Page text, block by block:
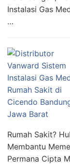
Instalasi Gas
…
Rumah Sakit?
Membantu
Permana Cipta